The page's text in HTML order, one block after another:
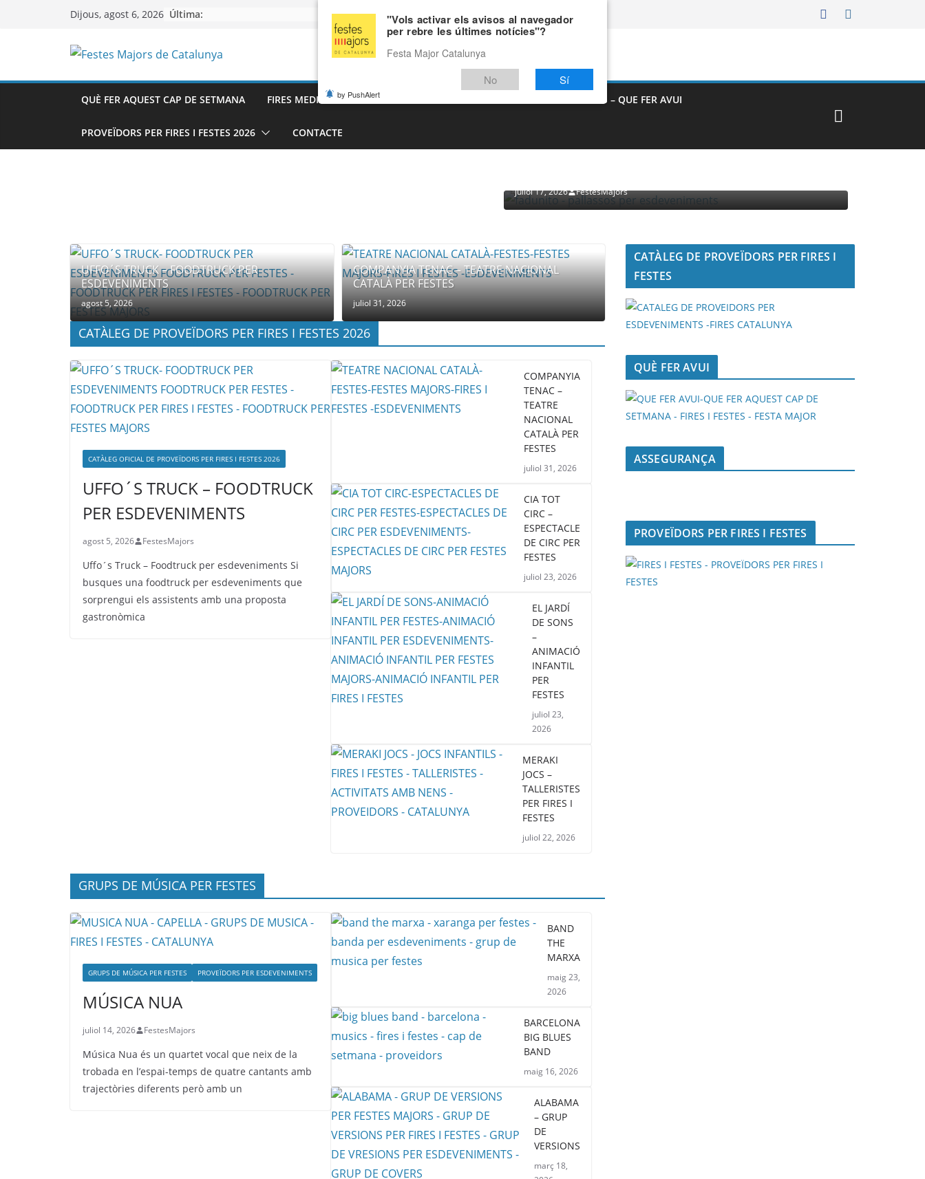
Dijous, agost 6, 2026 Última:
QUÈ FER AQUEST CAP DE SETMANA FIRES MEDIEVALS – AGENDA DE FIRES MEDIEVALS 2026 FIRES I FESTES – QUE FER AVUI
PROVEÏDORS PER FIRES I FESTES 2026 CONTACTE
juliol 17, 2026 FestesMajors
UFFO´S TRUCK – FOODTRUCK PER
ESDEVENIMENTS
agost 5, 2026
COMPANYIA TENAC – TEATRE NACIONAL
CATALÀ PER FESTES
juliol 31, 2026
CATÀLEG DE PROVEÏDORS PER FIRES I FESTES 2026
CATÀLEG OFICIAL DE PROVEÏDORS PER FIRES I FESTES 2026
UFFO´S TRUCK – FOODTRUCK
PER ESDEVENIMENTS
agost 5, 2026 FestesMajors
Uffo´s Truck – Foodtruck per esdeveniments Si
busques una foodtruck per esdeveniments que
sorprengui els assistents amb una proposta
gastronòmica
COMPANYIA
TENAC –
TEATRE
NACIONAL
CATALÀ PER
FESTES
juliol 31, 2026
CIA TOT
CIRC –
ESPECTACLE
DE CIRC PER
FESTES
juliol 23, 2026
EL JARDÍ
DE SONS
–
ANIMACIÓ
INFANTIL
PER
FESTES
juliol 23,
2026
MERAKI
JOCS –
TALLERISTES
PER FIRES I
FESTES
juliol 22, 2026
GRUPS DE MÚSICA PER FESTES
GRUPS DE MÚSICA PER FESTES PROVEÏDORS PER ESDEVENIMENTS
MÚSICA NUA
juliol 14, 2026 FestesMajors
Música Nua és un quartet vocal que neix de la
trobada en l’espai-temps de quatre cantants amb
trajectòries diferents però amb un
BAND
THE
MARXA
maig 23,
2026
BARCELONA
BIG BLUES
BAND
maig 16, 2026
ALABAMA
– GRUP
DE
VERSIONS
març 18,
CATÀLEG DE PROVEÏDORS PER FIRES I
FESTES
QUÈ FER AVUI
ASSEGURANÇA
PROVEÏDORS PER FIRES I FESTES
"Vols activar els avisos al navegador
per rebre les últimes notícies"?
Festa Major Catalunya
No Sí
by PushAlert